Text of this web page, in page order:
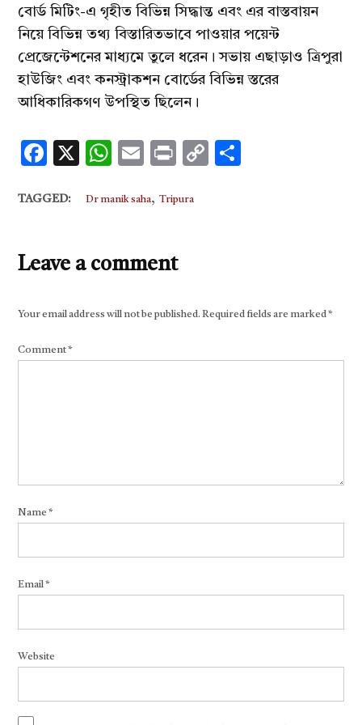
বোর্ড মিটিং-এ গৃহীত বিভিন্ন সিদ্ধান্ত এবং এর বাস্তবায়ন
নিয়ে বিভিন্ন তথ্য বিস্তারিতভাবে পাওয়ার পয়েন্ট
প্রেজেন্টেশনের মাধ্যমে তুলে ধরেন। সভায় এছাড়াও ত্রিপুরা
হাউজিং এবং কনস্ট্রাকশন বোর্ডের বিভিন্ন স্তরের
আধিকারিকগণ উপস্থিত ছিলেন।
Facebook
X WhatsApp
EmailPrintCopy
TAGGED: Dr manik saha,Tripura
Leave a comment
Your email address will not be published. Required fields are marked*
Comment*
Name*
Email*
Website